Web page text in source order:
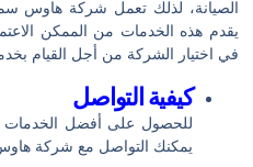
الصيانة، لذلك تعمل شركة هاوس
يقدم هذه الخدمات من الممكن
في اختيار الشركة من أجل القيام
كيفية التواصل
للحصول على أفضل الخدمات
يمكنك التواصل مع شركة